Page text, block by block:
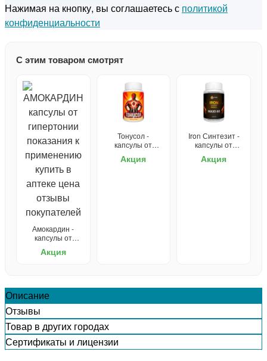
Нажимая на кнопку, вы соглашаетесь с политикой
конфиденциальности
С этим товаром смотрят
Амокардин -
капсулы от
Акция
Тонусол -
капсулы от
Акция
Iron Синтезит -
капсулы от
Акция
Описание
Отзывы
Товар в других городах
Сертификаты и лицензии